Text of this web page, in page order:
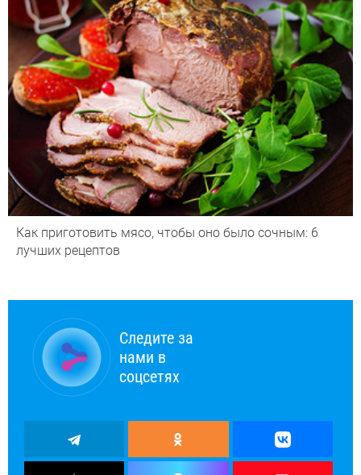
Как приготовить мясо, чтобы оно было сочным: 6
лучших рецептов
Следите за
нами в
соцсетях